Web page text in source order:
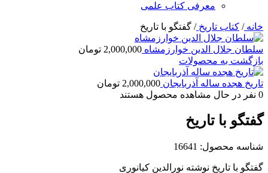
معرفی کتاب علمی
خانه/ کتاب تاریخ/ گفتگو با تاریخ
سلطان جلال الدین خوارزمشاه 2,000,000 تومان
بازگشت به محصولات
تاریخ هجده ساله آذربایجان 2,000,000 تومان
0 نفر در حال مشاهده محصول هستند
گفتگو با تاریخ
شناسه محصول: 16641
گفتگو با تاریخ نوشته نورالدین کیانوری